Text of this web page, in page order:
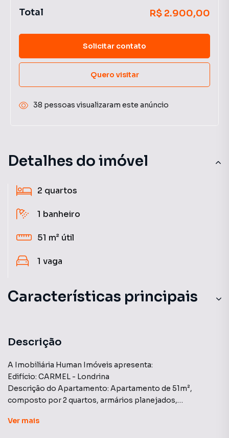
Detalhes do imóvel
2 quartos
1 banheiro
51 m² útil
1 vaga
Características principais
Piscina
Aquecimento a Gás
Sala de Academia
Descrição
A Imobiliária Human Imóveis apresenta:
Edifício: CARMEL - Londrina
Descrição do Apartamento: Apartamento de 51m²,
composto por 2 quartos, armários planejados,
espaço. Na cozinha planejada, otimizando o ambiente e
Ver mais
Total R$ 2.900,00
Solicitar contato
Quero visitar
38 pessoas visualizaram este anúncio